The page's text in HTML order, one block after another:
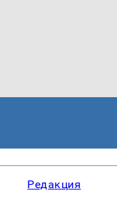
Редакция